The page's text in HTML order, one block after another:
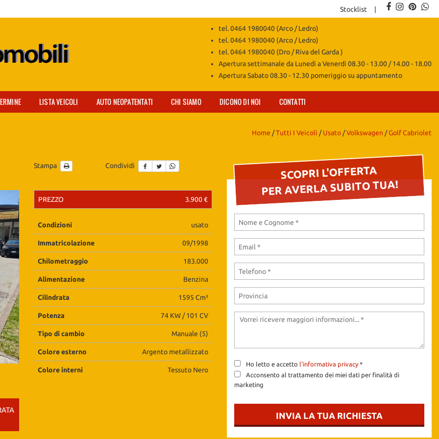
Stocklist
tel. 0464 1980040 (Arco / Ledro)
tel. 0464 1980040 (Arco / Ledro)
tel. 0464 1980040 (Dro / Riva del Garda )
Apertura settimanale da Lunedì a Venerdì 08.30 - 13.00 / 14.00 - 18.00
Apertura Sabato 08.30 - 12.30 pomeriggio su appuntamento
LISTA VEICOLI AUTO NEOPATENTATI CHI SIAMO DICONO DI NOI CONTATTI
Home /Tutti I Veicoli /Usato /Volkswagen /Golf Cabriolet
Stampa Condividi
PREZZO 3.900 €
Condizioni usato
Immatricolazione 09/1998
Chilometraggio 183.000
Alimentazione Benzina
Cilindrata 1595 Cm³
Potenza 74 KW / 101 CV
Tipo di cambio Manuale (5)
Colore esterno Argento metallizzato
Colore interni Tessuto Nero
SCOPRI L'OFFERTA
PER AVERLA SUBITO TUA!
Ho letto e accetto l'informativa privacy*
Acconsento al trattamento dei miei dati per finalità di
marketing
INVIA LA TUA RICHIESTA